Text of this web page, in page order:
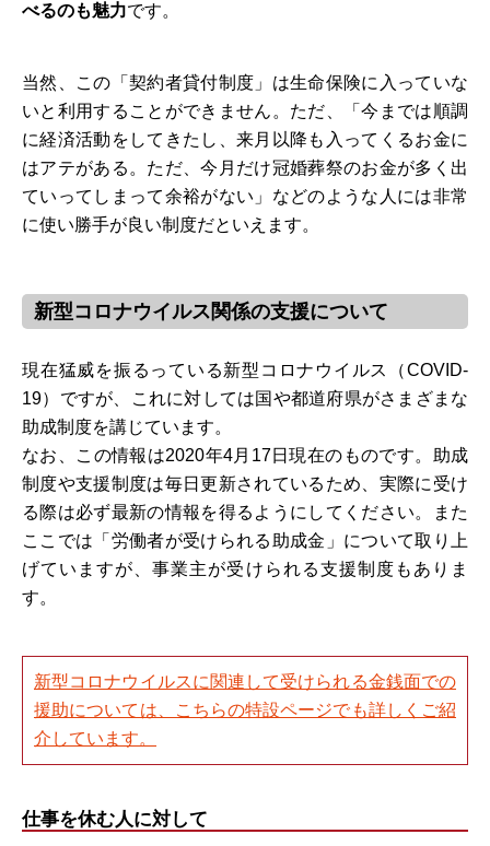
べるのも魅力です。
当然、この「契約者貸付制度」は生命保険に入っていな
いと利用することができません。ただ、「今までは順調
に経済活動をしてきたし、来月以降も入ってくるお金に
はアテがある。ただ、今月だけ冠婚葬祭のお金が多く出
ていってしまって余裕がない」などのような人には非常
に使い勝手が良い制度だといえます。
新型コロナウイルス関係の支援について
現在猛威を振るっている新型コロナウイルス（COVID-
19）ですが、これに対しては国や都道府県がさまざまな
助成制度を講じています。
なお、この情報は2020年4月17日現在のものです。助成
制度や支援制度は毎日更新されているため、実際に受け
る際は必ず最新の情報を得るようにしてください。また
ここでは「労働者が受けられる助成金」について取り上
げていますが、事業主が受けられる支援制度もありま
す。
新型コロナウイルスに関連して受けられる金銭面での
援助については、こちらの特設ページでも詳しくご紹
介しています。
仕事を休む人に対して